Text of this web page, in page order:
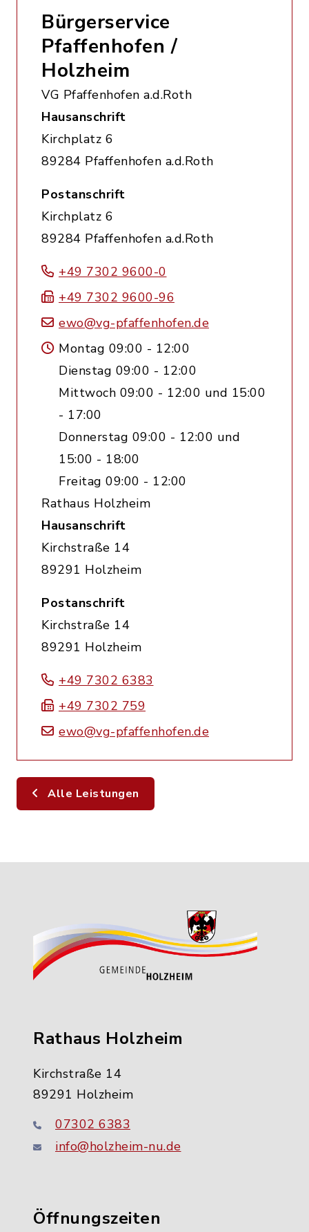
Bürgerservice
Pfaffenhofen /
Holzheim
VG Pfaffenhofen a.d.Roth
Hausanschrift
Kirchplatz 6
89284 Pfaffenhofen a.d.Roth
Postanschrift
Kirchplatz 6
89284 Pfaffenhofen a.d.Roth
+49 7302 9600-0
+49 7302 9600-96
ewo@vg-pfaffenhofen.de
Montag 09:00 - 12:00
Dienstag 09:00 - 12:00
Mittwoch 09:00 - 12:00 und 15:00
- 17:00
Donnerstag 09:00 - 12:00 und
15:00 - 18:00
Freitag 09:00 - 12:00
Rathaus Holzheim
Hausanschrift
Kirchstraße 14
89291 Holzheim
Postanschrift
Kirchstraße 14
89291 Holzheim
+49 7302 6383
+49 7302 759
ewo@vg-pfaffenhofen.de
Alle Leistungen
Rathaus Holzheim
Kirchstraße 14
89291 Holzheim
07302 6383
info@holzheim-nu.de
Öffnungszeiten